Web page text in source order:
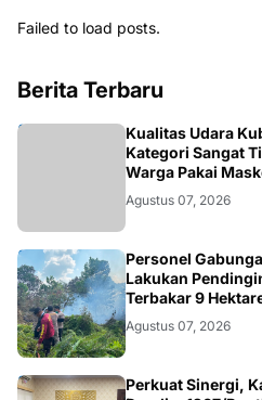
Failed to load posts.
Berita Terbaru
Kualitas Udara
Kategori Sangat
Warga Pakai
Agustus 07, 2026
KALBAR
Personel
Lakukan
Terbakar 9
Agustus 07, 2026
Perkuat Sinergi,